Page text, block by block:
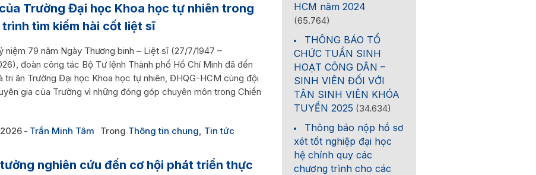
Trường Đại học Khoa học tự nhiên trong
trình tìm kiếm hài cốt liệt sĩ
niệm 79 năm Ngày Thương binh – Liệt sĩ (27/7/1947 –
đoàn công tác Bộ Tư lệnh Thành phố Hồ Chí Minh đã đến
tri ân Trường Đại học Khoa học tự nhiên, ĐHQG-HCM cùng đội
gia của Trường vì những đóng góp chuyên môn trong Chiến
Trần Minh Tâm Trong Thông tin chung, Tin tức
nghiên cứu đến cơ hội phát triển thực
HCM năm 2024
(65.764)
THÔNG BÁO TỔ
CHỨC TUẦN SINH
HOẠT CÔNG DÂN –
SINH VIÊN ĐỐI VỚI
TÂN SINH VIÊN KHÓA
TUYỂN 2025 (34.634)
Thông báo nộp hồ sơ
xét tốt nghiệp đại học
hệ chính quy các
chương trình cho các